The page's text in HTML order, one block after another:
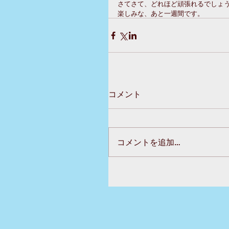
さてさて、どれほど頑張れるでしょ
楽しみな、あと一週間です。
コメント
コメントを追加…